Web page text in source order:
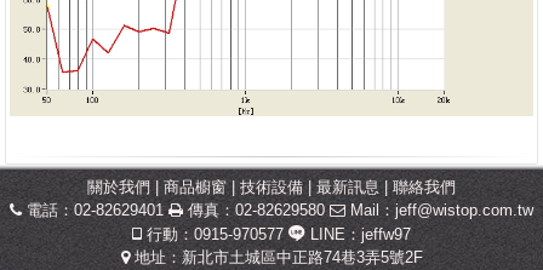
關於我們 商品櫥窗 技術設備 | 最新訊息|聯絡我們
電話：02-82629401
傳真：02-82629580 Mail： jeff@wistop.com.tw
行動：0915-970577
LINE：jeffw97
地址：新北市土城區中正路74巷3弄5號2F